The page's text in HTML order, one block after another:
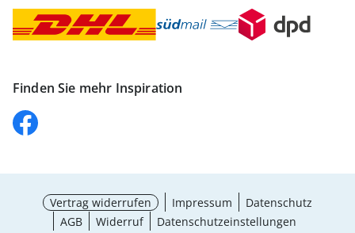
Finden Sie mehr Inspiration
Vertrag widerrufen Impressum
Datenschutz
AGB
Widerruf Datenschutzeinstellungen